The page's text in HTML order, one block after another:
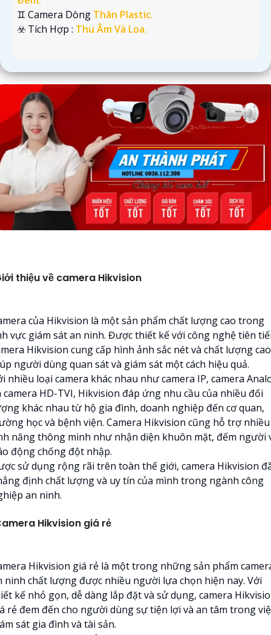
♊ Camera Dòng Thân Plastic.
️☣️ Tích Hợp : Thu Âm Và Loa.
thiệu về camera Hikvision
của Hikvision là một sản phẩm chất lượng cao trong
vực giám sát an ninh. Được thiết kế với công nghệ tiên
Hikvision cung cấp hình ảnh sắc nét và chất lượng
người dùng quan sát và giám sát một cách hiệu quả.
nhiều loại camera khác nhau như camera IP, camera
camera HD-TVI, Hikvision đáp ứng nhu cầu của nhiều đối
khác nhau từ hộ gia đình, doanh nghiệp đến cơ quan,
học và bệnh viện. Camera Hikvision cũng hỗ trợ nhiều
năng thông minh như nhận diện khuôn mặt, đếm người
động chống đột nhập.
sử dụng rộng rãi trên toàn thế giới, camera Hikvision
định chất lượng và uy tín của mình trong ngành công
an ninh.
Hikvision giá rẻ
Hikvision giá rẻ là một trong những sản phẩm
ninh chất lượng được nhiều người lựa chọn hiện nay. Với
kế nhỏ gọn, dễ dàng lắp đặt và sử dụng, camera
rẻ đem đến cho người dùng sự tiện lợi và an tâm trong
sát gia đình và tài sản.